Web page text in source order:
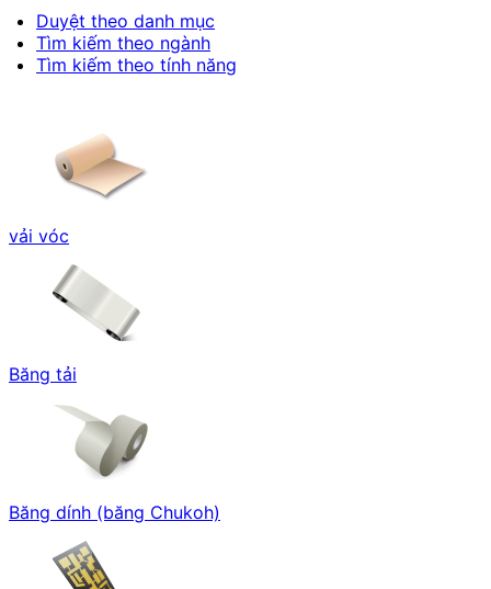
Duyệt theo danh mục
Tìm kiếm theo ngành
Tìm kiếm theo tính năng
vải vóc
Băng tải
Băng dính (băng Chukoh)